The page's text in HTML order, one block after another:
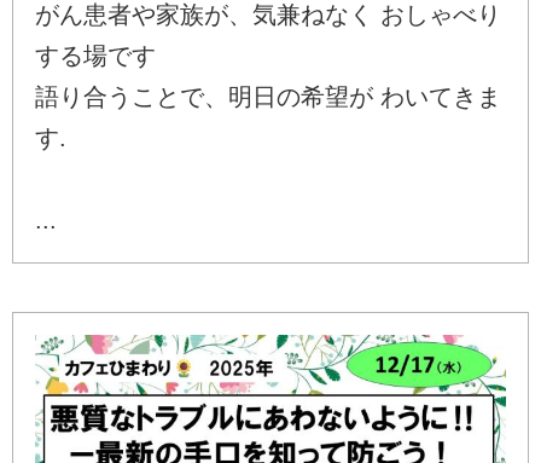
がん患者や家族が、気兼ねなく おしゃべり
する場です
語り合うことで、明日の希望が わいてきま
す.
...